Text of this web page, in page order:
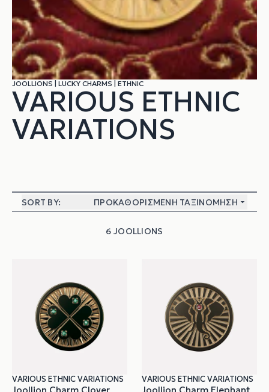
JOOLLIONS LUCKY CHARMS ETHNIC
VARIOUS ETHNIC
VARIATIONS
SORT BY: ΠΡΟΚΑΘΟΡΙΣΜΈΝΗ ΤΑΞΙΝΌΜΗΣΗ
6 JOOLLIONS
VARIOUS ETHNIC VARIATIONS VARIOUS ETHNIC VARIATIONS